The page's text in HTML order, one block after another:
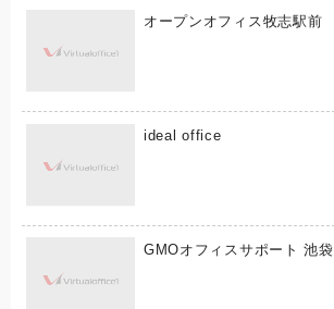
オープンオフィス牧志駅前
ideal office
GMOオフィスサポート 池袋